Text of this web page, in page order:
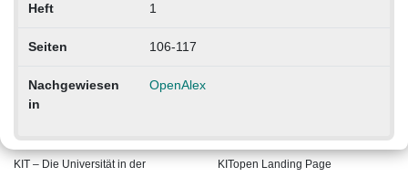
Heft 1
Seiten 106-117
Nachgewiesen
in
OpenAlex
KIT – Die Universität in der KITopen Landing Page